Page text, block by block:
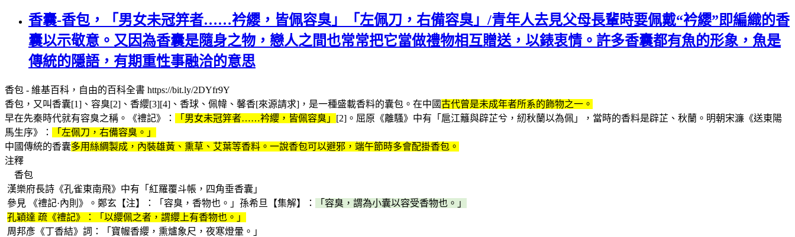
香囊-香包，「男女未冠笄者……衿纓，皆佩容臭」「左佩刀，右備容臭」/青年人去見父母長輩時要佩戴“衿纓”即編織的香
囊以示敬意。又因為香囊是隨身之物，戀人之間也常常把它當做禮物相互贈送，以錶衷情。許多香囊都有魚的形象，魚是
傳統的隱語，有期重性事融洽的意思
香包 - 維基百科，自由的百科全書 https://bit.ly/2DYfr9Y
香包，又叫香囊[1]、容臭[2]、香纓[3][4]、香球、佩幃、馨香[來源請求]，是一種盛載香料的囊包。在中國古代曾是未成年者所系的飾物之一。
早在先秦時代就有容臭之稱。《禮記》：
「男女未冠笄者……衿纓，皆佩容臭」 [2]。屈原《離騷》中有「扈江籬與辟芷兮，紉秋蘭以為佩」，當時的香料是辟芷、秋蘭。明朝宋濂《送東陽
馬生序》：
「左佩刀，右備容臭。」
中國傳統的香囊多用絲綢製成，內裝雄黃、熏草、艾葉等香料。一說香包可以避邪，端午節時多會配掛香包。
注釋
香包
漢樂府長詩《孔雀東南飛》中有「紅羅覆斗帳，四角垂香囊」
參見 《禮記·內則》。鄭玄【注】：「容臭，香物也。」孫希旦【集解】：
「容臭，謂為小囊以容受香物也。」
孔穎達 疏《禮記》：「以纓佩之者，謂纓上有香物也。」
周邦彥《丁香結》詞：「寶幄香纓，熏爐象尺，夜寒燈暈。」